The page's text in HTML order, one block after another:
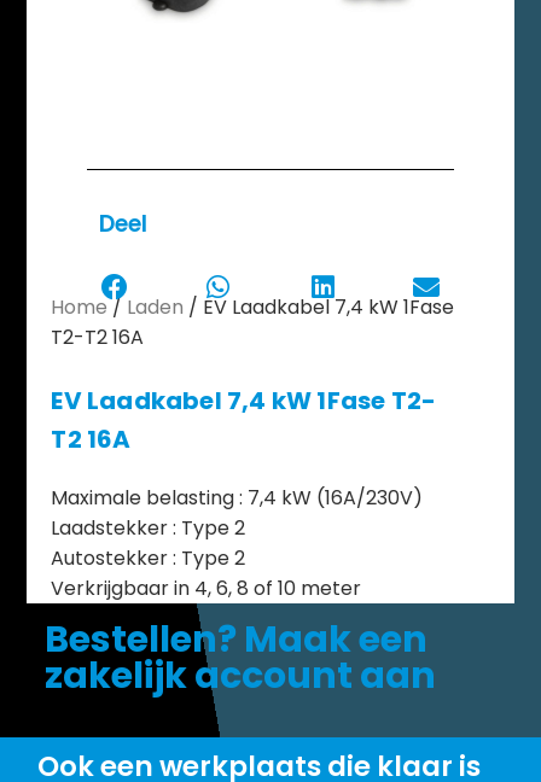
Home/ Laden / EV Laadkabel 7,4 kW 1Fase
T2-T2 16A
EV Laadkabel 7,4 kW 1Fase T2-
T2 16A
Maximale belasting : 7,4 kW (16A/230V)
Laadstekker : Type 2
Autostekker : Type 2
Verkrijgbaar in 4, 6, 8 of 10 meter
Deel
Bestellen? Maak een
zakelijk account aan
Ook een werkplaats die klaar is